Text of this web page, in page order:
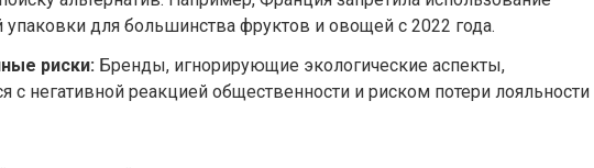
упаковки для большинства фруктов и овощей с 2022 года.
риски: Бренды, игнорирующие экологические аспекты,
с негативной реакцией общественности и риском потери лояльности